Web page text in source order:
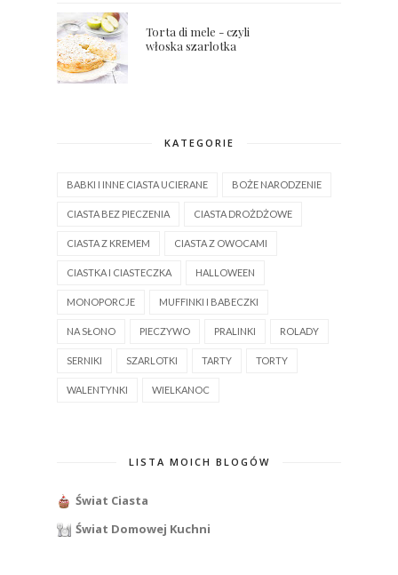
Torta di mele - czyli
włoska szarlotka
KATEGORIE
BABKI I INNE CIASTA UCIERANE BOŻE NARODZENIE
CIASTA BEZ PIECZENIA CIASTA DROŻDŻOWE
CIASTA Z KREMEM CIASTA Z OWOCAMI
CIASTKA I CIASTECZKA HALLOWEEN
MONOPORCJE MUFFINKI I BABECZKI
NA SŁONO PIECZYWO PRALINKI ROLADY
SERNIKI SZARLOTKI TARTY TORTY
WALENTYNKI WIELKANOC
LISTA MOICH BLOGÓW
Świat Ciasta
Świat Domowej Kuchni